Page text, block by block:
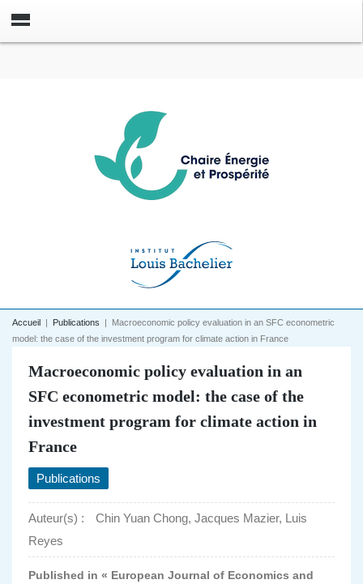
Accueil | Publications | Macroeconomic policy evaluation in an SFC econometric
model: the case of the investment program for climate action in France
Macroeconomic policy evaluation in an
SFC econometric model: the case of the
investment program for climate action in
France
Publications
Auteur(s) :
Chin Yuan Chong, Jacques Mazier, Luis
Reyes
Published in « European Journal of Economics and